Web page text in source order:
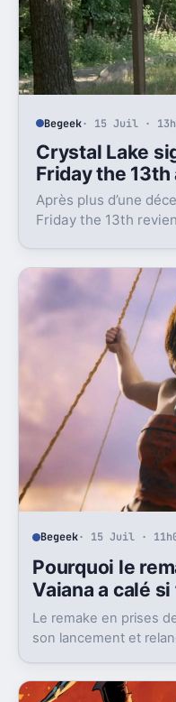
Begeek· 15 Juil ·
Crystal Lake
Friday the
Après plus d’une
Friday the 13th
Begeek· 15 Juil ·
Pourquoi le
Vaiana a calé
Le remake en prises
son lancement et